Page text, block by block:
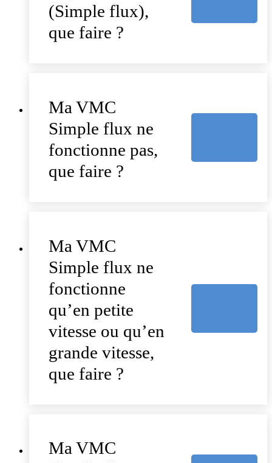
(Simple flux),
que faire ?
Ma VMC
Simple flux ne
fonctionne pas,
que faire ?
Ma VMC
Simple flux ne
fonctionne
qu’en petite
vitesse ou qu’en
grande vitesse,
que faire ?
Ma VMC